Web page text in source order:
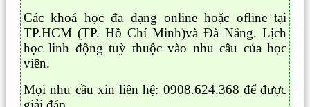
Các khoá học đa dạng online hoặc ofline tại
TP.HCM (TP. Hồ Chí Minh)và Đà Nẵng. Lịch
học linh động tuỳ thuộc vào nhu cầu của học
viên.
Mọi nhu cầu xin liên hệ: 0908.624.368 để được